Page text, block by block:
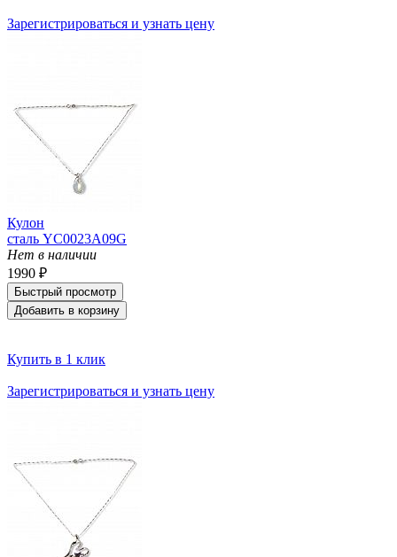
Зарегистрироваться и узнать цену
Кулон
сталь YC0023A09G
Нет в наличии
1990 ₽
Быстрый просмотр
Добавить в корзину
Купить в 1 клик
Зарегистрироваться и узнать цену